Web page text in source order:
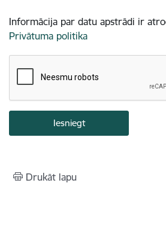
Informācija par datu apstrādi ir
Privātuma politika
Drukāt lapu